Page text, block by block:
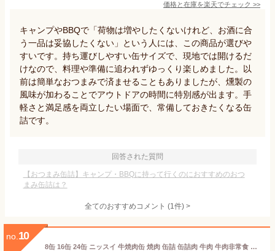
価格と在庫を楽天でチェック >>
キャンプやBBQで「荷物は増やしたくないけれど、お酒に合
う一品は妥協したくない」という人には、この商品が選びや
すいです。持ち運びしやすい缶サイズで、現地では開けるだ
けなので、料理や準備に追われずゆっくり楽しめました。以
前は簡単なおつまみで済ませることもありましたが、燻製の
風味が加わることでアウトドアの時間に特別感が出ます。手
軽さと満足感を両立したい場面で、常備しておきたくなる缶
詰です。
回答された質問
【おつまみ缶詰】キャンプ・BBQに持って行くのにおすすめのおつ
まみ缶詰は？
全てのおすすめコメント (1件) >
no. 10
8缶 16缶 24缶 ニッスイ 牛焼肉缶 焼肉 缶詰 缶詰肉 牛肉 牛肉非常食 牛肉缶 焼肉缶 牛肉備蓄 牛肉保存食 ローリングストック 送料無料 満足良品館